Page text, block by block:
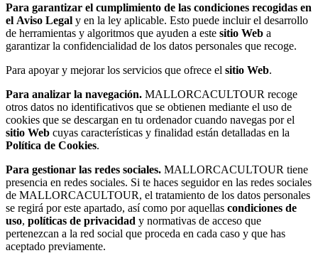
Para garantizar el cumplimiento de las condiciones recogidas en
el Aviso Legal y en la ley aplicable. Esto puede incluir el desarrollo
de herramientas y algoritmos que ayuden a este sitio Web a
garantizar la confidencialidad de los datos personales que recoge.
Para apoyar y mejorar los servicios que ofrece el sitio Web.
Para analizar la navegación. MALLORCACULTOUR recoge
otros datos no identificativos que se obtienen mediante el uso de
cookies que se descargan en tu ordenador cuando navegas por el
sitio Web cuyas características y finalidad están detalladas en la
Política de Cookies.
Para gestionar las redes sociales. MALLORCACULTOUR tiene
presencia en redes sociales. Si te haces seguidor en las redes sociales
de MALLORCACULTOUR, el tratamiento de los datos personales
se regirá por este apartado, así como por aquellas condiciones de
uso, políticas de privacidad y normativas de acceso que
pertenezcan a la red social que proceda en cada caso y que has
aceptado previamente.